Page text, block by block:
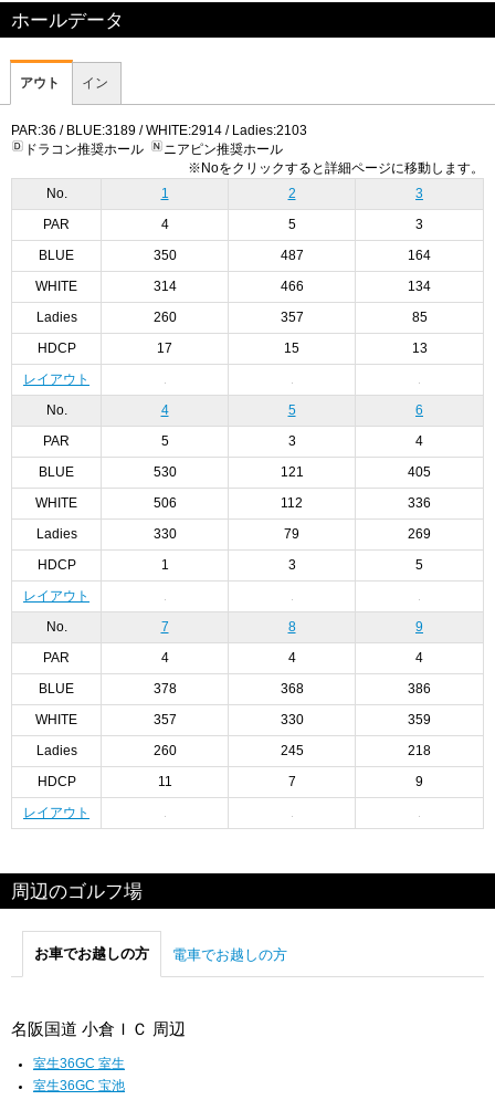
ホールデータ
アウト イン
PAR:36 / BLUE:3189 / WHITE:2914 / Ladies:2103
ドラコン推奨ホール
ニアピン推奨ホール
※Noをクリックすると詳細ページに移動します。
No.
1 2 3
PAR 4 5 3
BLUE 350 487 164
WHITE 314 466 134
Ladies 260 357 85
HDCP 17 15 13
レイアウト
No. 4 5 6
PAR 5 3 4
BLUE 530 121 405
WHITE 506 112 336
Ladies 330 79 269
HDCP 1 3 5
レイアウト
No. 7 8 9
PAR 4 4 4
BLUE 378 368 386
WHITE 357 330 359
Ladies 260 245 218
HDCP 11 7 9
レイアウト
周辺のゴルフ場
お車でお越しの方 電車でお越しの方
名阪国道 小倉ＩＣ 周辺
室生36GC 室生
室生36GC 宝池